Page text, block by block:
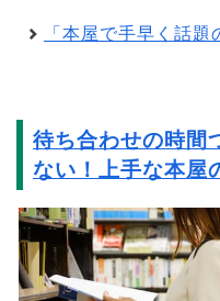
「本屋で手早く話
待ち合わせの時間
ない！上手な本屋